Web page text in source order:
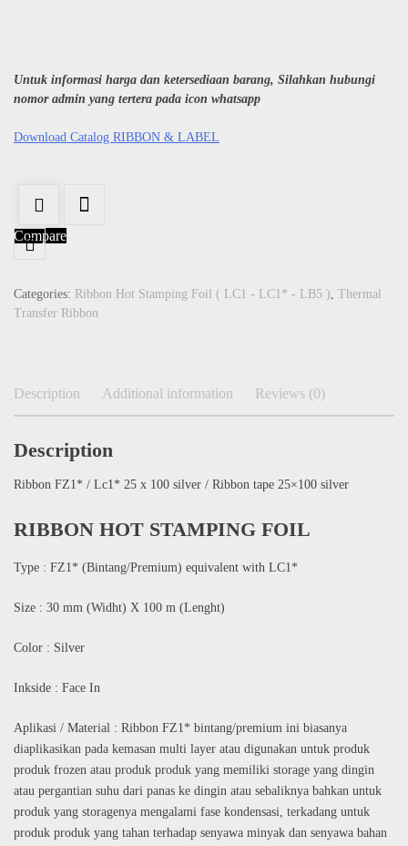
Untuk informasi harga dan ketersediaan barang, Silahkan hubungi
nomor admin yang tertera pada icon whatsapp
Download Catalog RIBBON & LABEL
Compare
Categories: Ribbon Hot Stamping Foil ( LC1 - LC1* - LB5 ), Thermal
Transfer Ribbon
Description Additional information Reviews (0)
Description
Ribbon FZ1* / Lc1* 25 x 100 silver / Ribbon tape 25×100 silver
RIBBON HOT STAMPING FOIL
Type : FZ1* (Bintang/Premium) equivalent with LC1*
Size : 30 mm (Widht) X 100 m (Lenght)
Color : Silver
Inkside : Face In
Aplikasi / Material : Ribbon FZ1* bintang/premium ini biasanya
diaplikasikan pada kemasan multi layer atau digunakan untuk produk
produk frozen atau produk produk yang memiliki storage yang dingin
atau pergantian suhu dari panas ke dingin atau sebaliknya bahkan untuk
produk yang storagenya mengalami fase kondensasi, terkadang untuk
produk produk yang tahan terhadap senyawa minyak dan senyawa bahan